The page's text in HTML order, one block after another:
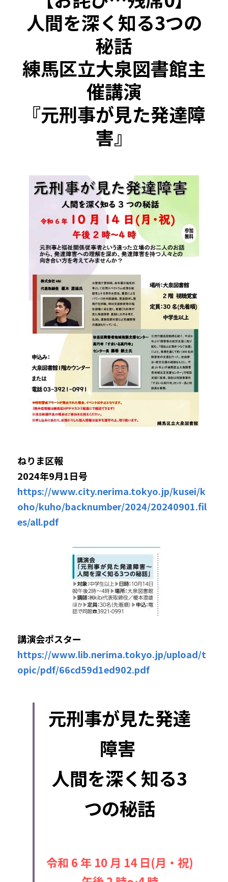
人間を深く知る3つの
秘話
練馬区立大泉図書館主
催講演
『元刑事が見た発達障
害』
ねりま区報
2024年9月1日号
https://www.city.nerima.tokyo.jp/kusei/k
oho/kuho/backnumber/2024/20240901.fil
es/all.pdf
講演会ポスター
https://www.lib.nerima.tokyo.jp/upload/t
opic/pdf/66cd59d1ed902.pdf
元刑事が見た発達
障害
人間を深く知る3
つの秘話
令和 6 年 10 月 14 日(月・祝)